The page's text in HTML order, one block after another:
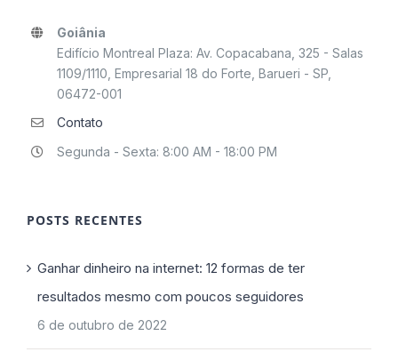
Goiânia
Edifício Montreal Plaza: Av. Copacabana, 325 - Salas
1109/1110, Empresarial 18 do Forte, Barueri - SP,
06472-001
Contato
Segunda - Sexta: 8:00 AM - 18:00 PM
POSTS RECENTES
Ganhar dinheiro na internet: 12 formas de ter
resultados mesmo com poucos seguidores
6 de outubro de 2022